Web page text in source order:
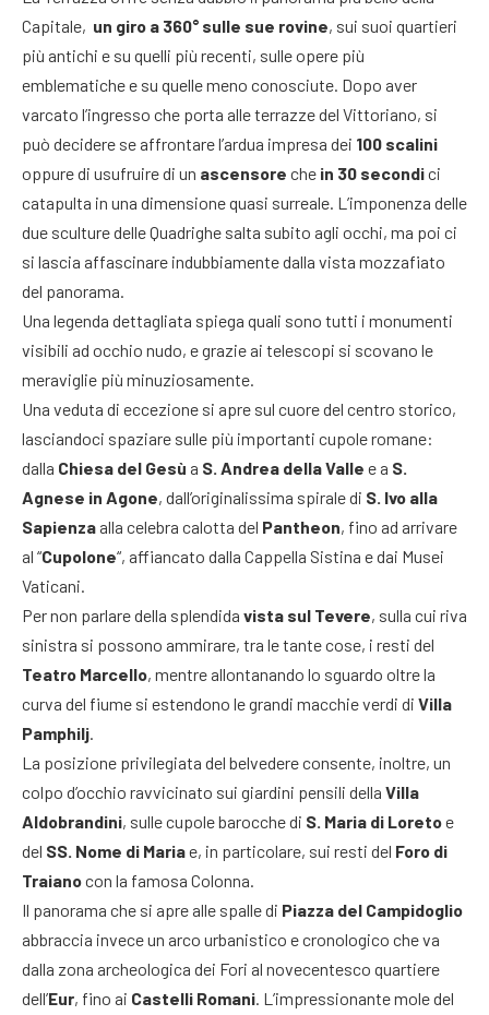
Capitale, un giro a 360° sulle sue rovine, sui suoi quartieri
più antichi e su quelli più recenti, sulle opere più
emblematiche e su quelle meno conosciute. Dopo aver
varcato l’ingresso che porta alle terrazze del Vittoriano, si
può decidere se affrontare l’ardua impresa dei 100 scalini
oppure di usufruire di un ascensore che in 30 secondici
catapulta in una dimensione quasi surreale. L’imponenza delle
due sculture delle Quadrighe salta subito agli occhi, ma poi ci
si lascia affascinare indubbiamente dalla vista mozzafiato
del panorama.
Una legenda dettagliata spiega quali sono tutti i monumenti
visibili ad occhio nudo, e grazie ai telescopi si scovano le
meraviglie più minuziosamente.
Una veduta di eccezione si apre sul cuore del centro storico,
lasciandoci spaziare sulle più importanti cupole romane:
dalla Chiesa del Gesù a S. Andrea della Valle e a S.
Agnese in Agone, dall’originalissima spirale di S. Ivo alla
Sapienza alla celebra calotta del Pantheon, fino ad arrivare
al “Cupolone“, affiancato dalla Cappella Sistina e dai Musei
Vaticani.
Per non parlare della splendida vista sul Tevere, sulla cui riva
sinistra si possono ammirare, tra le tante cose, i resti del
Teatro Marcello, mentre allontanando lo sguardo oltre la
curva del fiume si estendono le grandi macchie verdi di Villa
Pamphilj
La posizione privilegiata del belvedere consente, inoltre, un
colpo d’occhio ravvicinato sui giardini pensili della Villa
Aldobrandini, sulle cupole barocche di S. Maria di Loretoe
del SS. Nome di Mariae, in particolare, sui resti del Foro di
Traianocon la famosa Colonna.
Il panorama che si apre alle spalle di Piazza del Campidoglio
abbraccia invece un arco urbanistico e cronologico che va
dalla zona archeologica dei Fori al novecentesco quartiere
dell’Eur, fino ai Castelli Romani . L’impressionante mole del